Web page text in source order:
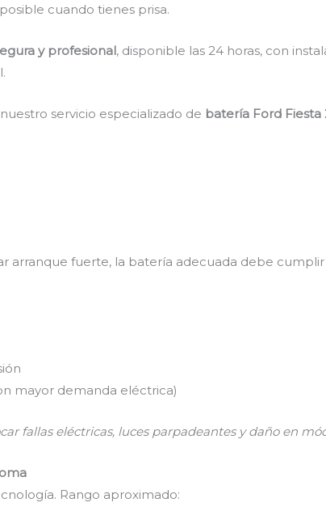
cuando tienes prisa.
y profesional, disponible las 24 horas, con
servicio especializado de batería Ford Fiesta
arranque fuerte, la batería adecuada debe cumplir
mayor demanda eléctrica)
fallas eléctricas, luces parpadeantes y daño en
Rango aproximado: